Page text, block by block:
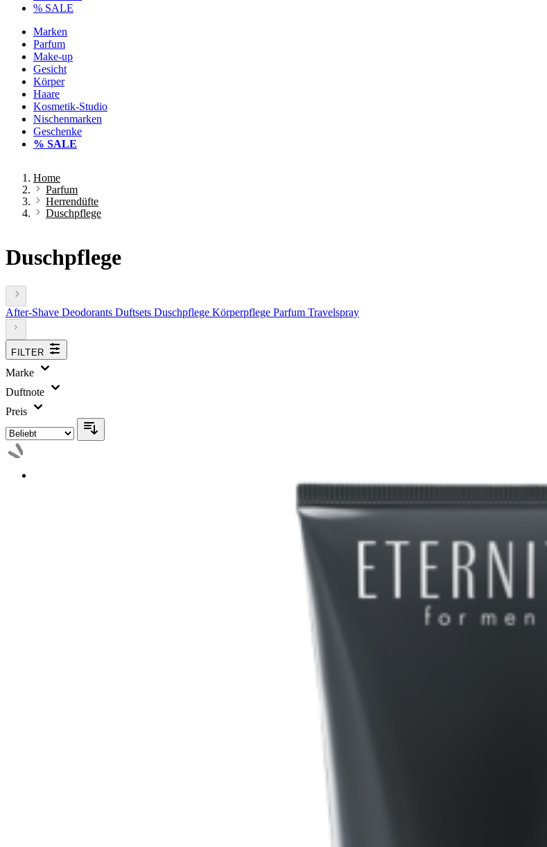
% SALE
Marken
Parfum
Make-up
Gesicht
Körper
Haare
Kosmetik-Studio
Nischenmarken
Geschenke
% SALE
Home
Parfum
Herrendüfte
Duschpflege
Duschpflege
After-Shave Deodorants Duftsets Duschpflege Körperpflege Parfum Travelspray
FILTER
Marke
Duftnote
Preis